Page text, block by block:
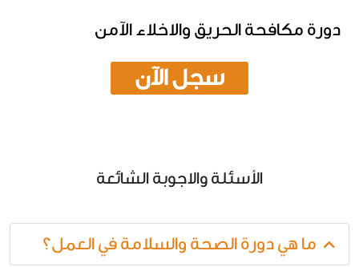
دورة مكافحة الحريق والاخلاء الآمن
سجل الآن
الأسئلة والاجوبة الشائعة
ما هي دورة الصحة والسلامة في العمل؟